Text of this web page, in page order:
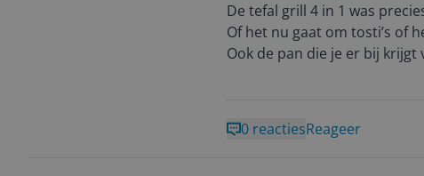
De tefal grill 4 in 1 was
Of het nu gaat om tosti’s of
Ook de pan die je er bij
0 reactiesReageer